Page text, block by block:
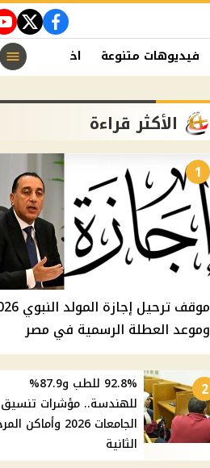
فيديوهات متنوعة اخبار الفن
الأكثر قراءة
1
موقف ترحيل إجازة
وموعد العطلة الرسمية في مصر
2
92.8% للطب و87.9%
للهندسة.. مؤشرات تنسيق
الجامعات 2026 وأماكن
الثانية